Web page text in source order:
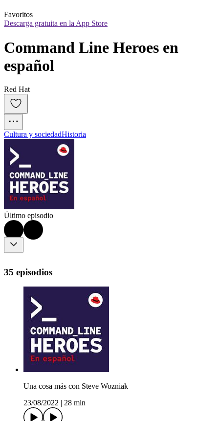
Favoritos
Descarga gratuita en la App Store
Command Line Heroes en
español
Red Hat
Cultura y sociedadHistoria
Último episodio
35 episodios
Una cosa más con Steve Wozniak
23/08/2022
28 min